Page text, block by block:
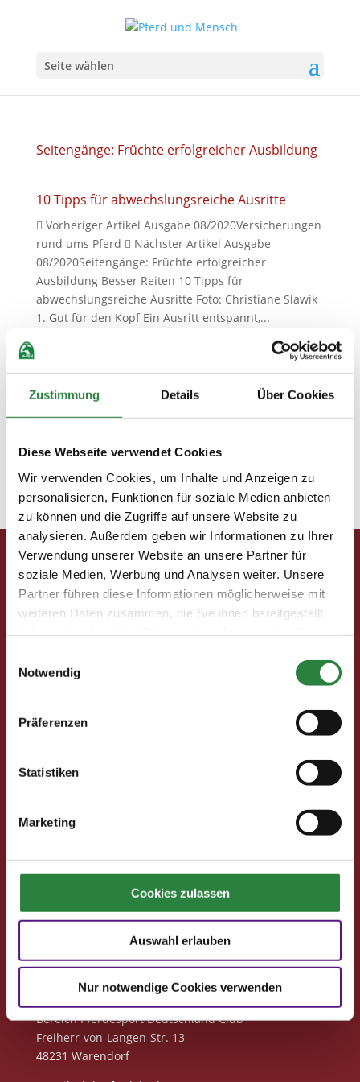
Zustimmung Details Über Cookies
Diese Webseite verwendet Cookies
Wir verwenden Cookies, um Inhalte und Anzeigen zu
personalisieren, Funktionen für soziale Medien anbieten
zu können und die Zugriffe auf unsere Website zu
analysieren. Außerdem geben wir Informationen zu Ihrer
Verwendung unserer Website an unsere Partner für
soziale Medien, Werbung und Analysen weiter. Unsere
Partner führen diese Informationen möglicherweise mit
weiteren Daten zusammen, die Sie ihnen bereitgestellt
Notwendig
Präferenzen
Statistiken
Marketing
Cookies zulassen
Auswahl erlauben
Nur notwendige Cookies verwenden
Seite wählen
Seitengänge: Früchte erfolgreicher Ausbildung
10 Tipps für abwechslungsreiche Ausritte
 Vorheriger Artikel Ausgabe 08/2020Versicherungen
rund ums Pferd  Nächster Artikel Ausgabe
08/2020Seitengänge: Früchte erfolgreicher
Ausbildung Besser Reiten 10 Tipps für
abwechslungsreiche Ausritte Foto: Christiane Slawik
1. Gut für den Kopf Ein Ausritt entspannt,...
Versicherungen rund ums Pferd
Heilsbringer oder falsche Versprechung
« Ältere Einträge Nächste Einträge »
Pferd & Mensch digital
Fragen und Antworten
Print abbestellen
Redaktion
Ihre Vorteile als Mitglied im Pferdesport Deutschland
Freunde werben
Reisen
Kontakt
Bereich Pferdesport Deutschland Club
Freiherr-von-Langen-Str. 13
48231 Warendorf